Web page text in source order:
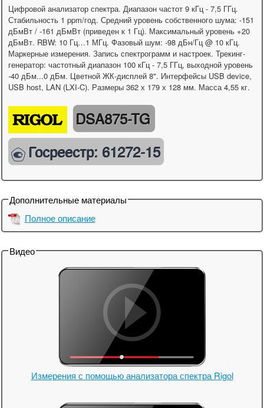
Цифровой анализатор спектра. Диапазон частот 9 кГц - 7,5 ГГц.
Стабильность 1 ppm/год. Средний уровень собственного шума: -151
дБмВт / -161 дБмВт (приведен к 1 Гц). Максимальный уровень +20
дБмВт. RBW: 10 Гц…1 МГц. Фазовый шум: -98 дБн/Гц @ 10 кГц.
Маркерные измерения. Запись спектрограмм и настроек. Трекинг-
генератор: частотный диапазон 100 кГц - 7,5 ГГц, выходной уровень
-40 дБм...0 дБм. Цветной ЖК-дисплей 8". Интерфейсы USB device,
USB host, LAN (LXI-C). Размеры 362 х 179 х 128 мм. Масса 4,55 кг.
DSA875-TG
Госреестр: 61272-15
Дополнительные материалы
Полное описание
Видео
Измерения с помощью анализатора спектра Rigol